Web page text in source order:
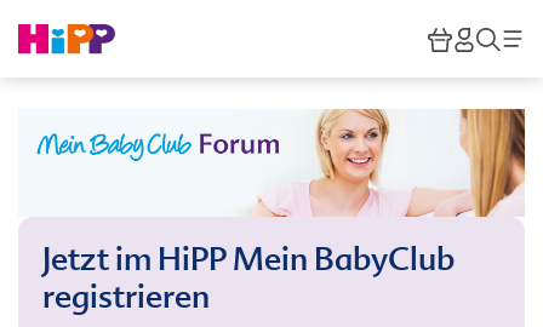
HiPP
Jetzt im HiPP Mein BabyClub
registrieren